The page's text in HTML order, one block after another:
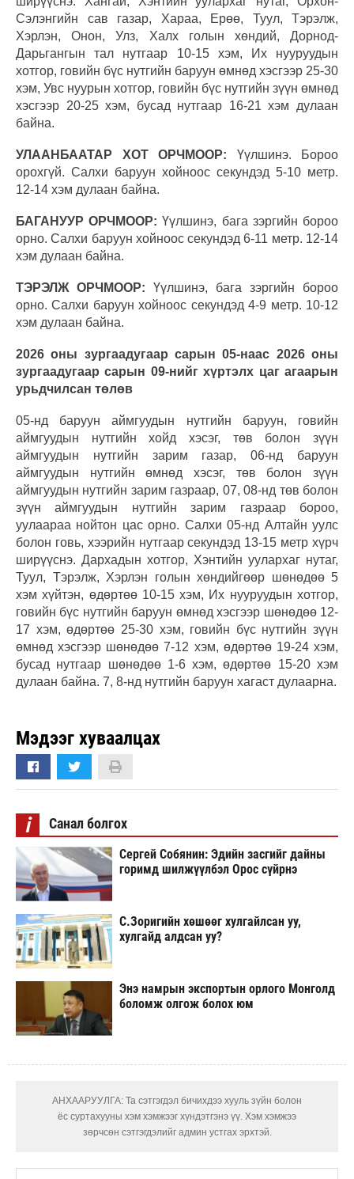
Сэлэнгийн сав газар, Хараа, Ерөө, Туул, Тэрэлж,
Хэрлэн, Онон, Улз, Халх голын хөндий, Дорнод-
Дарьгангын тал нутгаар 10-15 хэм, Их нууруудын
хотгор, говийн бүс нутгийн баруун өмнөд хэсгээр 25-30
хэм, Увс нуурын хотгор, говийн бүс нутгийн зүүн өмнөд
хэсгээр 20-25 хэм, бусад нутгаар 16-21 хэм дулаан
байна.
УЛААНБААТАР ХОТ ОРЧМООР: Үүлшинэ. Бороо
орохгүй. Салхи баруун хойноос секундэд 5-10 метр.
12-14 хэм дулаан байна.
БАГАНУУР ОРЧМООР: Үүлшинэ, бага зэргийн бороо
орно. Салхи баруун хойноос секундэд 6-11 метр. 12-14
хэм дулаан байна.
ТЭРЭЛЖ ОРЧМООР: Үүлшинэ, бага зэргийн бороо
орно. Салхи баруун хойноос секундэд 4-9 метр. 10-12
хэм дулаан байна.
2026 оны зургаадугаар сарын 05-наас 2026 оны
зургаадугаар сарын 09-нийг хүртэлх цаг агаарын
урьдчилсан төлөв
05-нд баруун аймгуудын нутгийн баруун, говийн
аймгуудын нутгийн хойд хэсэг, төв болон зүүн
аймгуудын нутгийн зарим газар, 06-нд баруун
аймгуудын нутгийн өмнөд хэсэг, төв болон зүүн
аймгуудын нутгийн зарим газраар, 07, 08-нд төв болон
зүүн аймгуудын нутгийн зарим газраар бороо,
уулаараа нойтон цас орно. Салхи 05-нд Алтайн уулс
болон говь, хээрийн нутгаар секундэд 13-15 метр хүрч
ширүүснэ. Дархадын хотгор, Хэнтийн уулархаг нутаг,
Туул, Тэрэлж, Хэрлэн голын хөндийгөөр шөнөдөө 5
хэм хүйтэн, өдөртөө 10-15 хэм, Их нууруудын хотгор,
говийн бүс нутгийн баруун өмнөд хэсгээр шөнөдөө 12-
17 хэм, өдөртөө 25-30 хэм, говийн бүс нутгийн зүүн
өмнөд хэсгээр шөнөдөө 7-12 хэм, өдөртөө 19-24 хэм,
бусад нутгаар шөнөдөө 1-6 хэм, өдөртөө 15-20 хэм
дулаан байна. 7, 8-нд нутгийн баруун хагаст дулаарна.
Мэдээг хуваалцах
i Санал болгох
Сергей Собянин: Эдийн засгийг дайны
горимд шилжүүлбэл Орос сүйрнэ
С.Зоригийн хөшөөг хулгайлсан уу,
хулгайд алдсан уу?
Энэ намрын экспортын орлого Монголд
боломж олгож болох юм
АНХААРУУЛГА: Та сэтгэгдэл бичихдээ хууль зүйн болон
ёс суртахууны хэм хэмжээг хүндэтгэнэ үү. Хэм хэмжээ
зөрчсөн сэтгэгдэлийг админ устгах эрхтэй.